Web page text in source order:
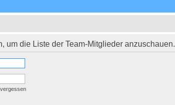
um die Liste der Team-Mitglieder anzuschauen.